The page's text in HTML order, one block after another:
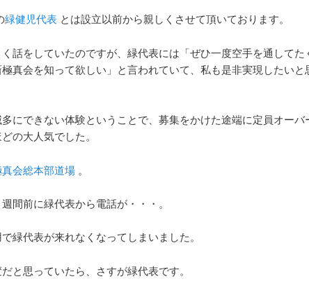
緑健児代表とは設立以前から親しくさせて頂いております。
話をしていたのですが、緑代表には「ぜひ一度空手を通してた
真会を知って欲しい」と言われていて、私も是非実現したいと
にできない体験ということで、募集をかけた途端に定員オーバ
の大人気でした。
会総本部道場。
間前に緑代表から電話が・・・。
緑代表が来れなくなってしまいました。
と思っていたら、さすが緑代表です。